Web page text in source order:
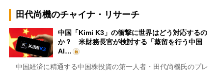
田代尚機のチャイナ・リサーチ
中国「Kimi K3」の衝撃に世界はどう対応するの
か？ 米財務長官が検討する「蒸留を行う中国
AI…
中国経済に精通する中国株投資の第一人者・田代尚機氏のプレ